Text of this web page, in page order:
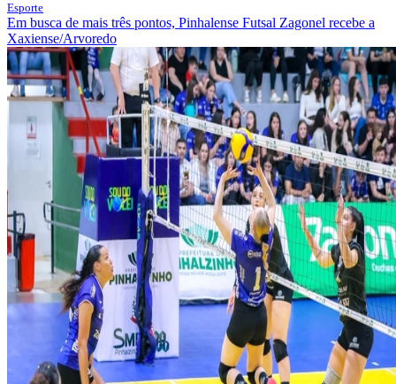
Esporte
Em busca de mais três pontos, Pinhalense Futsal Zagonel recebe a
Xaxiense/Arvoredo